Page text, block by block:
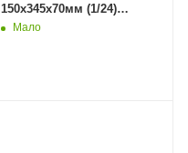
150x345x70мм (1/24)
MaxiTool
Мало